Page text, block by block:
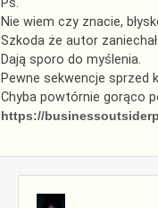
Nie wiem czy znacie,
Szkoda że autor
Dają sporo do myślenia.
Pewne sekwencje sprzed
Chyba powtórnie gorąco
https://